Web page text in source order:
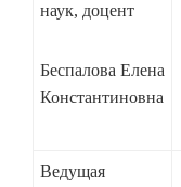
наук, доцент
Беспалова Елена
Константиновна
Ведущая